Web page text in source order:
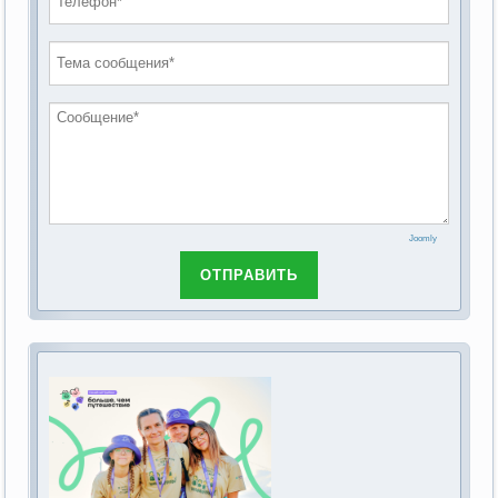
обсуждению Федерального закона Российской
основах социального обслуживания граждан в
2019 год
2018 год
Joomly
ОТПРАВИТЬ